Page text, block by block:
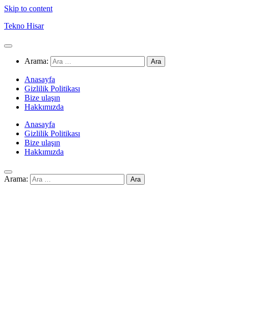
Skip to content
Tekno Hisar
Arama:
Anasayfa
Gizlilik Politikası
Bize ulaşın
Hakkımızda
Anasayfa
Gizlilik Politikası
Bize ulaşın
Hakkımızda
Arama: